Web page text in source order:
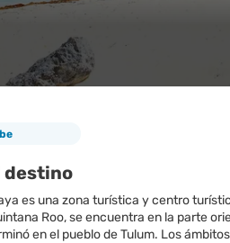
destino
es una zona turística y centro
Roo, se encuentra en la parte
en el pueblo de Tulum. Los